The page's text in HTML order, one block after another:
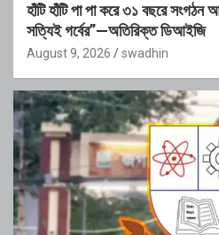
হাঁটি হাঁটি পা পা করে ৩১ বছরে
সত্যিই গর্বের”—অতিরিক্ত ডিআইজি
August 9, 2026 swadhin